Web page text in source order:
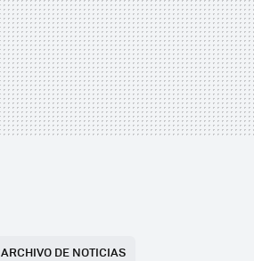
ARCHIVO DE NOTICIAS